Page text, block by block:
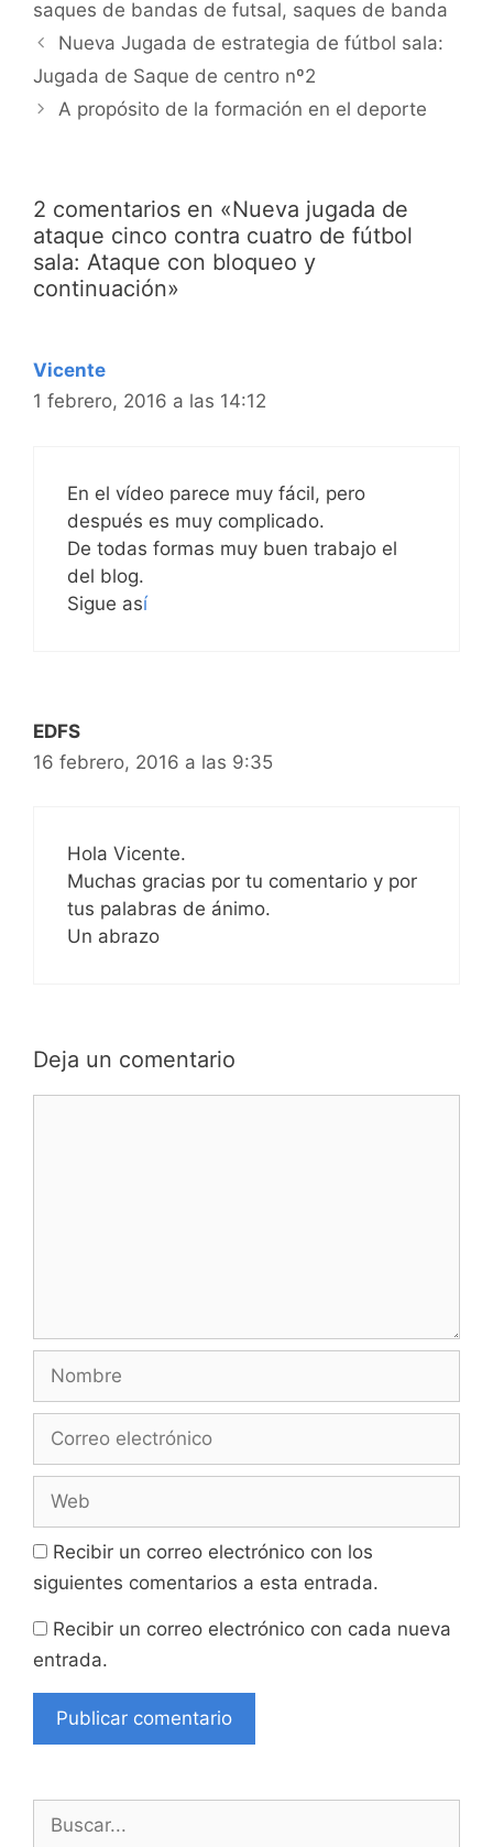
saques de bandas de futsal, saques de banda
Navegación
de
entradas
Nueva Jugada de estrategia de fútbol sala:
Jugada de Saque de centro nº2
A propósito de la formación en el deporte
2 comentarios en «Nueva jugada de
ataque cinco contra cuatro de fútbol
sala: Ataque con bloqueo y
continuación»
Vicente
1 febrero, 2016 a las 14:12
En el vídeo parece muy fácil, pero
después es muy complicado.
De todas formas muy buen trabajo el
del blog.
Sigue así
EDFS
16 febrero, 2016 a las 9:35
Hola Vicente.
Muchas gracias por tu comentario y por
tus palabras de ánimo.
Un abrazo
Deja un comentario
electrónico
Recibir un correo electrónico con los
siguientes comentarios a esta entrada.
Recibir un correo electrónico con cada nueva
entrada.